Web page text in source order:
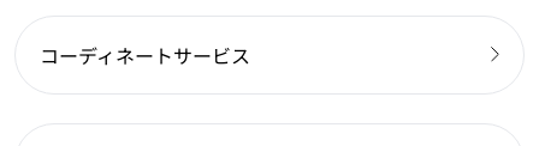
コーディネートサービス